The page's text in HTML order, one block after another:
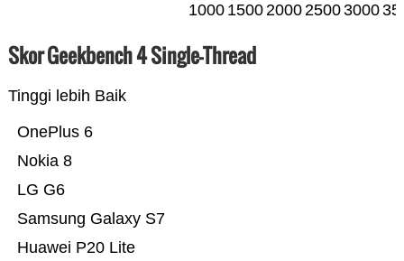
1000 1500200025003000
Skor Geekbench 4 Single-Thread
Tinggi lebih Baik
Huawei P20 Lite
Samsung Galaxy S7
LG G6
Nokia 8
OnePlus 6